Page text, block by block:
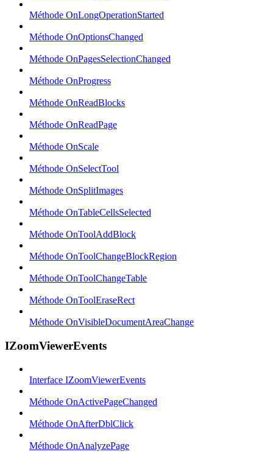
Méthode OnLongOperationStarted
Méthode OnOptionsChanged
Méthode OnPagesSelectionChanged
Méthode OnProgress
Méthode OnReadBlocks
Méthode OnReadPage
Méthode OnScale
Méthode OnSelectTool
Méthode OnSplitImages
Méthode OnTableCellsSelected
Méthode OnToolAddBlock
Méthode OnToolChangeBlockRegion
Méthode OnToolChangeTable
Méthode OnToolEraseRect
Méthode OnVisibleDocumentAreaChange
IZoomViewerEvents
Interface IZoomViewerEvents
Méthode OnActivePageChanged
Méthode OnAfterDblClick
Méthode OnAnalyzePage